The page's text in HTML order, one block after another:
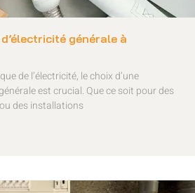
générale à
de l’électricité, le choix d’une
est crucial. Que ce soit pour des
des installations